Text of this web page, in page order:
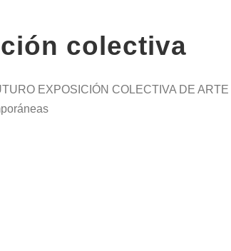
colectiva
EXPOSICIÓN COLECTIVA DE